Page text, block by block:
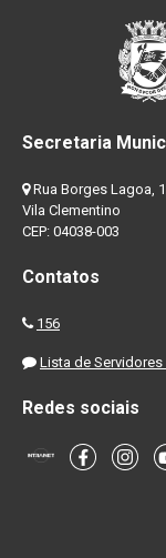
Secretaria
Rua Borges Lagoa,
Vila Clementino
CEP: 04038-003
Contatos
156
Lista de
Redes sociais